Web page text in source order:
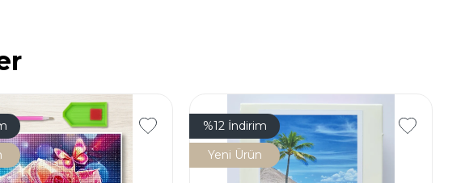
%12 İndirim
Yeni Ürün